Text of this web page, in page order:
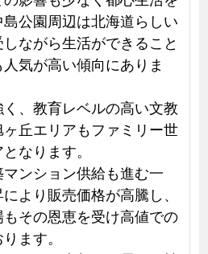
公園周辺は北海道らしい
ながら生活ができること
気が高い傾向にありま
、教育レベルの高い文教
丘エリアもファミリー世
なります。
ンション供給も進む一
より販売価格が高騰し、
その恩恵を受け高値での
ます。